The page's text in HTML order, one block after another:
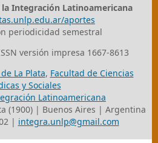
Integración Latinoamericana
aportes
periodicidad semestral
versión impresa 1667-8613
La Plata, Facultad de Ciencias
y Sociales
Latinoamericana
(1900) | Buenos Aires | Argentina
| integra.unlp@gmail.com